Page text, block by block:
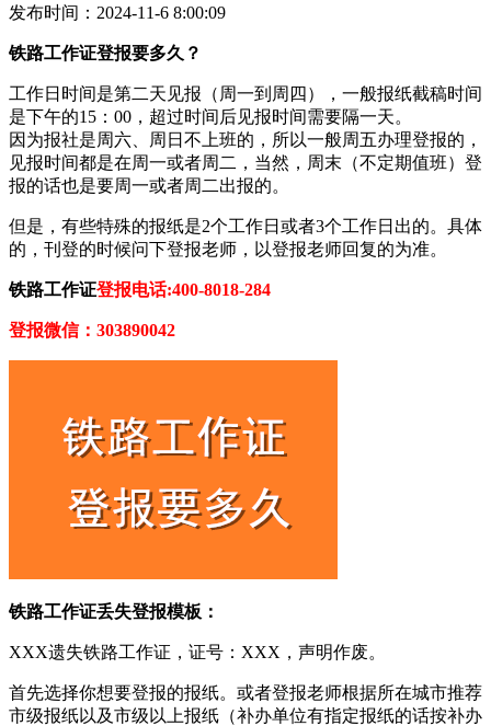
发布时间：2024-11-6 8:00:09
铁路工作证登报要多久？
工作日时间是第二天见报（周一到周四），一般报纸截稿时间
是下午的15：00，超过时间后见报时间需要隔一天。
因为报社是周六、周日不上班的，所以一般周五办理登报的，
见报时间都是在周一或者周二，当然，周末（不定期值班）登
报的话也是要周一或者周二出报的。
但是，有些特殊的报纸是2个工作日或者3个工作日出的。具体
的，刊登的时候问下登报老师，以登报老师回复的为准。
铁路工作证登报电话:400-8018-284
登报微信：303890042
铁路工作证丢失登报模板：
XXX遗失铁路工作证，证号：XXX，声明作废。
首先选择你想要登报的报纸。或者登报老师根据所在城市推荐
市级报纸以及市级以上报纸（补办单位有指定报纸的话按补办